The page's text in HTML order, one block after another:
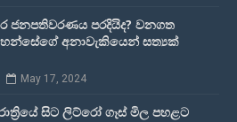
ජනපතිවරණය පරදියිද? වනගත
අනාවැකියෙන් සත්‍යක්
May 17, 2024
සිට ලිට්රෝ ගෑස් මිල පහළට